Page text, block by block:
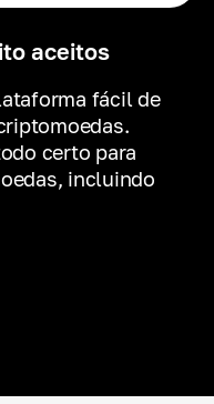
aceitos
fácil de
certo para
incluindo